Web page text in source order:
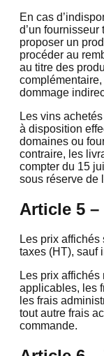
En cas
d’un
proposer un
procéder au
au titre des
dommage
Les vins
à disposition
domaines ou
contraire, les
compter du 15
sous réserve de
Article 5 –
Les prix
taxes (HT), sauf
Les prix
applicables, les
les frais
tout autre frais
commande.